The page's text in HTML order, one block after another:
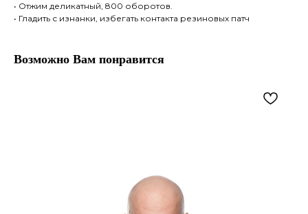
• Отжим деликатный, 800 оборотов.
• Гладить с изнанки, избегать контакта резиновых патч
Возможно Вам понравится